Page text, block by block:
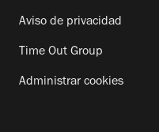
Aviso de privacidad
Time Out Group
Administrar cookies